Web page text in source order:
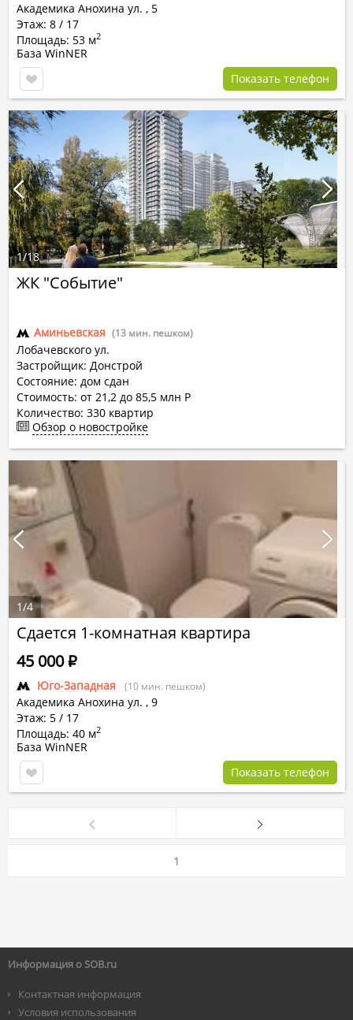
Академика Анохина ул. , 5
Этаж: 8 / 17
Площадь: 53 м2
База WinNER
Показать телефон
ЖК "Событие"
Аминьевская (13 мин. пешком)
Лобачевского ул.
Застройщик: Донстрой
Состояние: дом сдан
Стоимость: от 21,2 до 85,5 млн Р
Количество: 330 квартир
Обзор о новостройке
1/18
Сдается 1-комнатная квартира
Юго-Западная (10 мин. пешком)
Академика Анохина ул. , 9
Этаж: 5 / 17
Площадь: 40 м2
45 000Р
База WinNER
Показать телефон
1/4
1
Информация о SOB.ru
Контактная информация
Условия использования